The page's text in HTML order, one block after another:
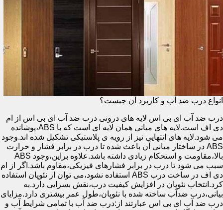
انواع درب ضد آب و کاربرد آن چیست؟
درب ضد آب ای بی اس لایه های درونی درب ضد آب ای بی اس از ام
دی اف است.لایه های میانی همان لایه ای است که با ABS،پوشانده
می شود.لایه های انتهایی نیز از رویه ی پلاستیکی تشکیل شده اند.وجود
ABS در ساختار میانی آن باعث شده تا درب در برابر فشار و حرارت
بالا،مقاومت و استحکام زیادی داشته باشد.علاوه براین،وجود ABS
سبب می شود تا درب در برابر فشارهای فیزیکی،مقاوم باشد.اگر از ام
دی اف در ساخت درب ABS استفاده نشود،می توان از نئوپان استفاده
کرد.انتخاب نئوپان در افزایش کیفیت درب،نقش بسزایی دارد.به
بیانی،درب ضدآب ساخته شده با نئوپان،طول عمر بیشتری دارد.مزایای
درب ضد آب ای بی اس عبارتند از:درب ضد آب با تمامی شرایط آب و